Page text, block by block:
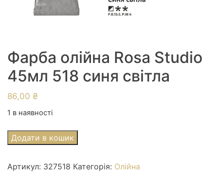
Фарба олійна Rosa Studio
45мл 518 синя світла
86,00 ₴
1 в наявності
Фарба
олійна
Studio
Додати в кошик
Артикул: 327518 Категорія: Олійна